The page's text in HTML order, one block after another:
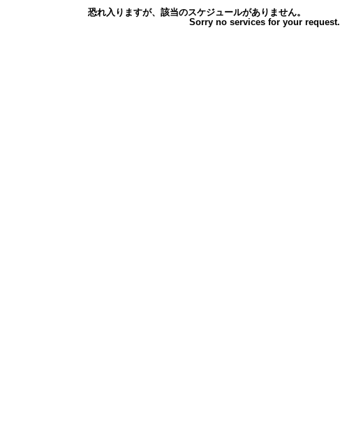
恐れ入りますが、該当のスケジュールがありません。
Sorry no services for your request.